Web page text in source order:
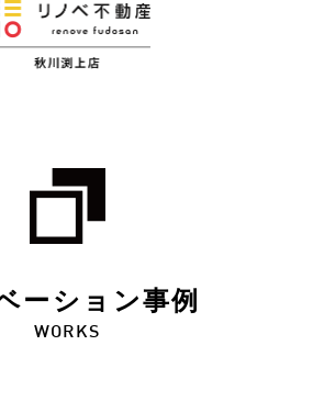
ーション事例
WORKS